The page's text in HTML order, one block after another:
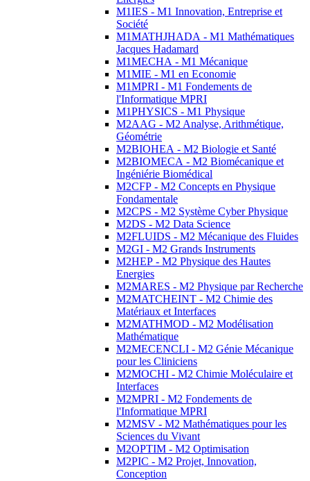
M1IES - M1 Innovation, Entreprise et
Société
M1MATHJHADA - M1 Mathématiques
Jacques Hadamard
M1MECHA - M1 Mécanique
M1MIE - M1 en Economie
M1MPRI - M1 Fondements de
l'Informatique MPRI
M1PHYSICS - M1 Physique
M2AAG - M2 Analyse, Arithmétique,
Géométrie
M2BIOHEA - M2 Biologie et Santé
M2BIOMECA - M2 Biomécanique et
Ingéniérie Biomédical
M2CFP - M2 Concepts en Physique
Fondamentale
M2CPS - M2 Système Cyber Physique
M2DS - M2 Data Science
M2FLUIDS - M2 Mécanique des Fluides
M2GI - M2 Grands Instruments
M2HEP - M2 Physique des Hautes
Energies
M2MARES - M2 Physique par Recherche
M2MATCHEINT - M2 Chimie des
Matériaux et Interfaces
M2MATHMOD - M2 Modélisation
Mathématique
M2MECENCLI - M2 Génie Mécanique
pour les Cliniciens
M2MOCHI - M2 Chimie Moléculaire et
Interfaces
M2MPRI - M2 Fondements de
l'Informatique MPRI
M2MSV - M2 Mathématiques pour les
Sciences du Vivant
M2OPTIM - M2 Optimisation
M2PIC - M2 Projet, Innovation,
Conception